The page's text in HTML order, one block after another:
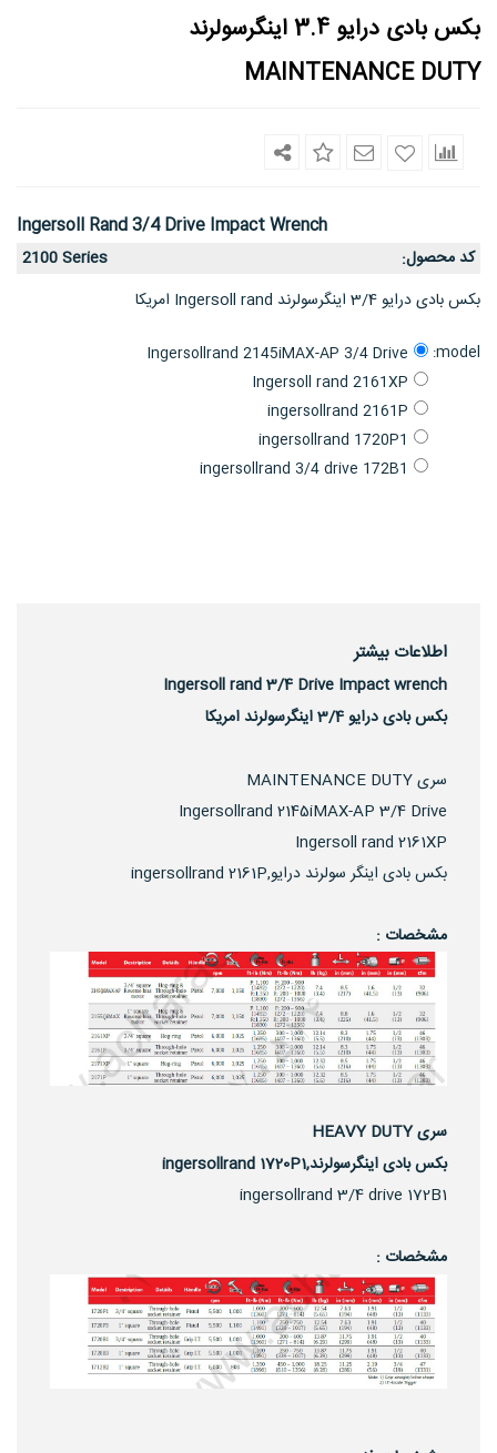
بکس بادی درایو 3.4 اینگرسولرند
MAINTENANCE DUTY
Ingersoll Rand 3/4 Drive Impact Wrench
کد محصول:
2100 Series
بکس بادی درایو 3/4 اینگرسولرند Ingersoll rand امریکا
model:
Ingersollrand 2145iMAX-AP 3/4 Drive
Ingersoll rand 2161XP
ingersollrand 2161P
ingersollrand 1720P1
ingersollrand 3/4 drive 172B1
اطلاعات بیشتر
Ingersoll rand 3/4 Drive Impact wrench
بکس بادی درایو 3/4 اینگرسولرند امریکا
سری MAINTENANCE DUTY
Ingersollrand 2145iMAX-AP 3/4 Drive
Ingersoll rand 2161XP
بکس بادی اینگر سولرند درایو,ingersollrand 2161P
مشخصات :
سری HEAVY DUTY
بکس بادی اینگرسولرند,ingersollrand 1720P1
ingersollrand 3/4 drive 172B1
مشخصات :